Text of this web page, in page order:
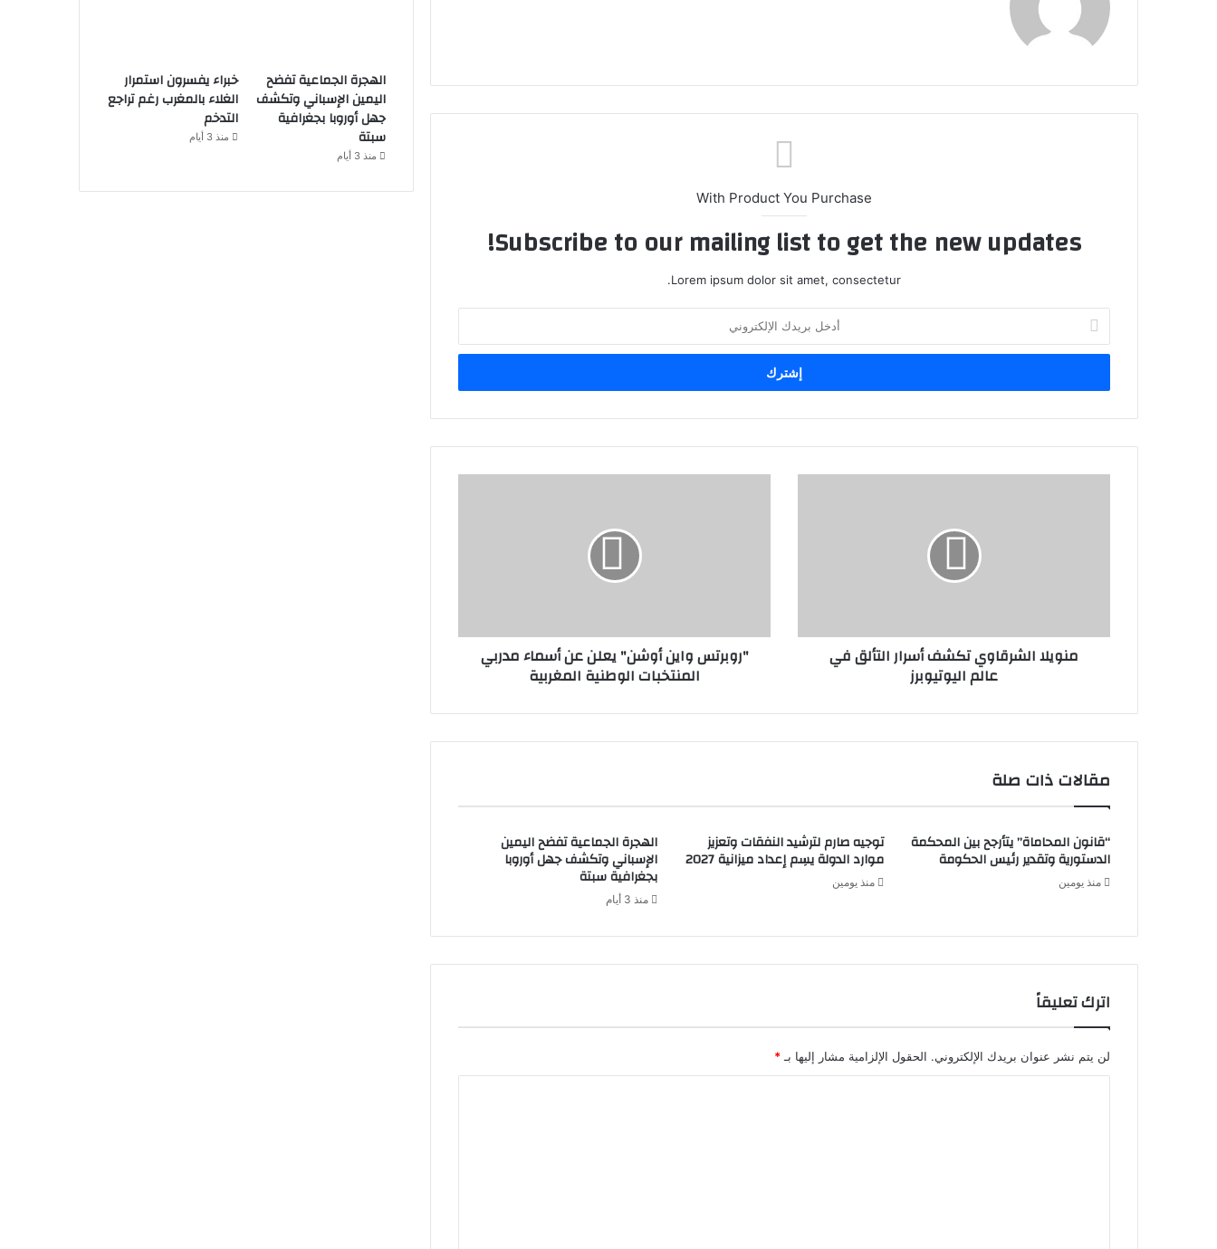
With Product You Purchase
Subscribe to our mailing list to get the new updates!
Lorem ipsum dolor sit amet, consectetur.
بريدك
الإلكتروني
منويلا الشرقاوي تكشف أسرار التألق في
عالم اليوتيوبرز
"روبرتس واين أوشن" يعلن عن أسماء مدربي
المنتخبات الوطنية المغربية
مقالات ذات صلة
“قانون المحاماة” يتأرجح بين المحكمة
الدستورية وتقدير رئيس الحكومة
منذ يومين
توجيه صارم لترشيد النفقات وتعزيز
موارد الدولة يسِم إعداد ميزانية 2027
منذ يومين
الهجرة الجماعية تفضح اليمين
الإسباني وتكشف جهل أوروبا
بجغرافية سبتة
منذ 3 أيام
اترك تعليقاً
لن يتم نشر عنوان بريدك الإلكتروني. الحقول الإلزامية مشار إليها بـ *
الهجرة الجماعية تفضح
اليمين الإسباني وتكشف
جهل أوروبا بجغرافية
سبتة
منذ 3 أيام
خبراء يفسرون استمرار
الغلاء بالمغرب رغم تراجع
التدخم
منذ 3 أيام